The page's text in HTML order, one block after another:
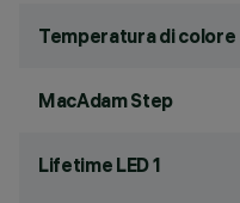
Temperatura di colore
MacAdam Step
Lifetime LED 1